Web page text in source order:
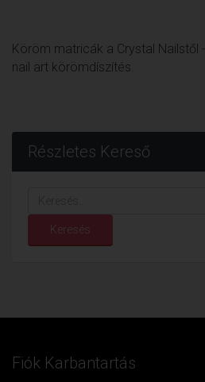
Köröm matricák a Crystal Nailstől
nail art körömdíszítés.
Részletes Kereső
Keresés
Fiók Karbantartás